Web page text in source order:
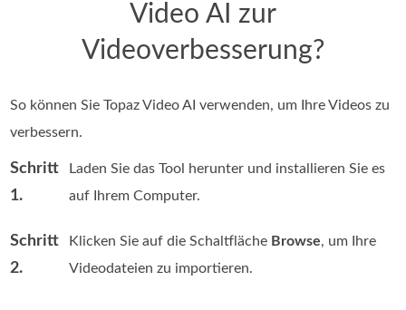
Video AI zur
Videoverbesserung?
So können Sie Topaz Video AI verwenden, um Ihre Videos zu
verbessern.
Schritt
1.
Laden Sie das Tool herunter und installieren Sie es
auf Ihrem Computer.
Schritt
2.
Klicken Sie auf die Schaltfläche Browse, um Ihre
Videodateien zu importieren.